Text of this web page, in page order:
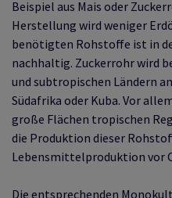
Beispiel aus Mais oder
Herstellung wird weniger
benötigten Rohstoffe ist in
nachhaltig. Zuckerrohr wird
und subtropischen Ländern
Südafrika oder Kuba. Vor
große Flächen tropischen
die Produktion dieser
Lebensmittelproduktion vor
Die entsprechenden